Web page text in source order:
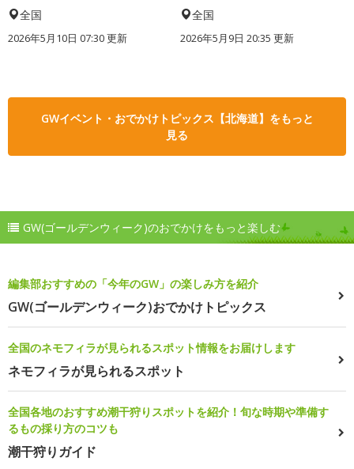
全国
2026年5月10日 07:30 更新
全国
2026年5月9日 20:35 更新
GWイベント・おでかけトピックス【北海道】をもっと
見る
GW(ゴールデンウィーク)のおでかけをもっと楽しむ
編集部おすすめの「今年のGW」の楽しみ方を紹介
GW(ゴールデンウィーク)おでかけトピックス
全国のネモフィラが見られるスポット情報をお届けします
ネモフィラが見られるスポット
全国各地のおすすめ潮干狩りスポットを紹介！旬な時期や準備す
るもの採り方のコツも
潮干狩りガイド